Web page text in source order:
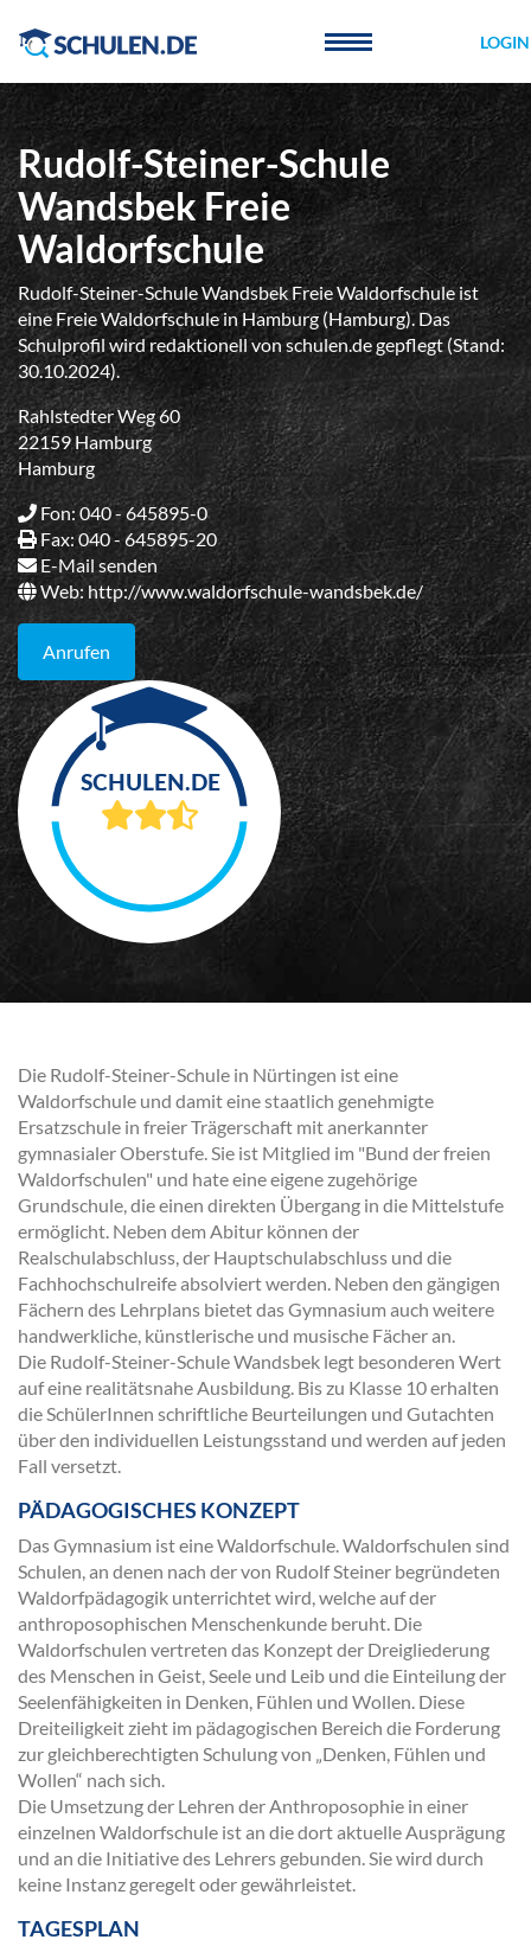
LOGIN
Rudolf-Steiner-Schule
Wandsbek Freie
Waldorfschule
Rudolf-Steiner-Schule Wandsbek Freie Waldorfschule ist
eine Freie Waldorfschule in Hamburg (Hamburg). Das
Schulprofil wird redaktionell von schulen.de gepflegt (Stand:
30.10.2024).
Rahlstedter Weg 60
22159 Hamburg
Hamburg
Fon: 040 - 645895-0
Fax: 040 - 645895-20
E-Mail senden
Web: http://www.waldorfschule-wandsbek.de/
Anrufen
Die Rudolf-Steiner-Schule in Nürtingen ist eine
Waldorfschule und damit eine staatlich genehmigte
Ersatzschule in freier Trägerschaft mit anerkannter
gymnasialer Oberstufe. Sie ist Mitglied im "Bund der freien
Waldorfschulen" und hate eine eigene zugehörige
Grundschule, die einen direkten Übergang in die Mittelstufe
ermöglicht. Neben dem Abitur können der
Realschulabschluss, der Hauptschulabschluss und die
Fachhochschulreife absolviert werden. Neben den gängigen
Fächern des Lehrplans bietet das Gymnasium auch weitere
handwerkliche, künstlerische und musische Fächer an.
Die Rudolf-Steiner-Schule Wandsbek legt besonderen Wert
auf eine realitätsnahe Ausbildung. Bis zu Klasse 10 erhalten
die SchülerInnen schriftliche Beurteilungen und Gutachten
über den individuellen Leistungsstand und werden auf jeden
Fall versetzt.
PÄDAGOGISCHES KONZEPT
Das Gymnasium ist eine Waldorfschule. Waldorfschulen sind
Schulen, an denen nach der von Rudolf Steiner begründeten
Waldorfpädagogik unterrichtet wird, welche auf der
anthroposophischen Menschenkunde beruht. Die
Waldorfschulen vertreten das Konzept der Dreigliederung
des Menschen in Geist, Seele und Leib und die Einteilung der
Seelenfähigkeiten in Denken, Fühlen und Wollen. Diese
Dreiteiligkeit zieht im pädagogischen Bereich die Forderung
zur gleichberechtigten Schulung von „Denken, Fühlen und
Wollen“ nach sich.
Die Umsetzung der Lehren der Anthroposophie in einer
einzelnen Waldorfschule ist an die dort aktuelle Ausprägung
und an die Initiative des Lehrers gebunden. Sie wird durch
keine Instanz geregelt oder gewährleistet.
TAGESPLAN